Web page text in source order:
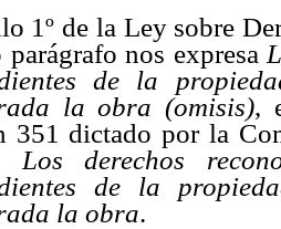
1º de la Ley sobre
nos expresa 
de la
la obra (omisis),
351 dictado por la
Los derechos
de la
la obra.